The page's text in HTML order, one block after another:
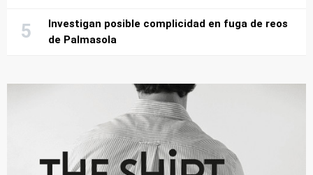
Investigan posible complicidad en fuga de reos
de Palmasola